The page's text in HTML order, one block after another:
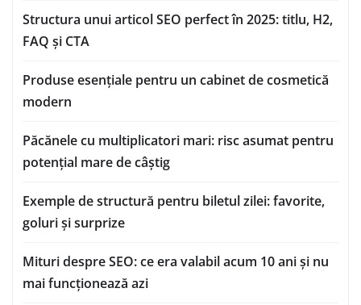
Structura unui articol SEO perfect în 2025: titlu, H2,
FAQ și CTA
Produse esențiale pentru un cabinet de cosmetică
modern
Păcănele cu multiplicatori mari: risc asumat pentru
potențial mare de câștig
Exemple de structură pentru biletul zilei: favorite,
goluri și surprize
Mituri despre SEO: ce era valabil acum 10 ani și nu
mai funcționează azi